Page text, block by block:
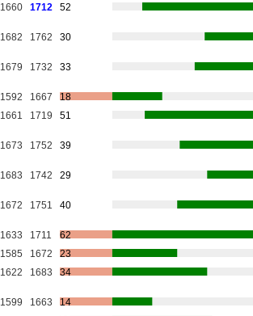
1660 1712 52
1682 1762 30
1679 1732 33
1592 1667
18
1661 1719 51
1673 1752 39
1683 1742 29
1672 1751 40
1633 1711
62
1585 1672
23
1622 1683 34
1599 1663
14